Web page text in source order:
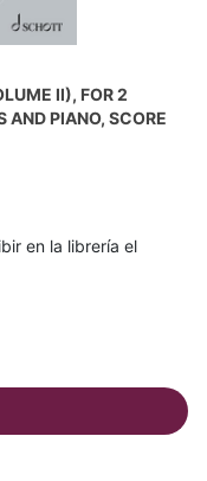
II), FOR 2
AND PIANO, SCORE
en la librería el